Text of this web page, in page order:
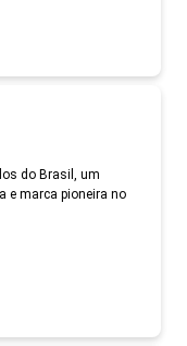
do Brasil, um
e marca pioneira no